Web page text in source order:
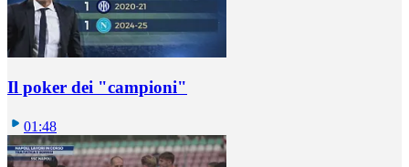
Il poker dei "campioni"
01:48